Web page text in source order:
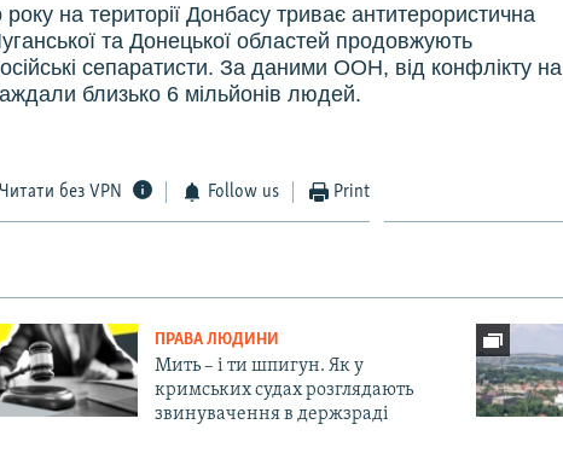
року на території Донбасу триває антитерористична
та Донецької областей продовжують
сепаратисти. За даними ООН, від конфлікту на
близько 6 мільйонів людей.
Читати без VPN Follow us Print
ПРАВА ЛЮДИНИ
Мить – і ти шпигун. Як у
кримських судах розглядають
звинувачення в держзраді